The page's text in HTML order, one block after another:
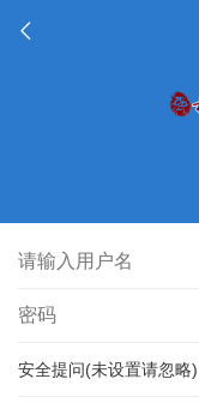
安全提问(未设置请忽略)